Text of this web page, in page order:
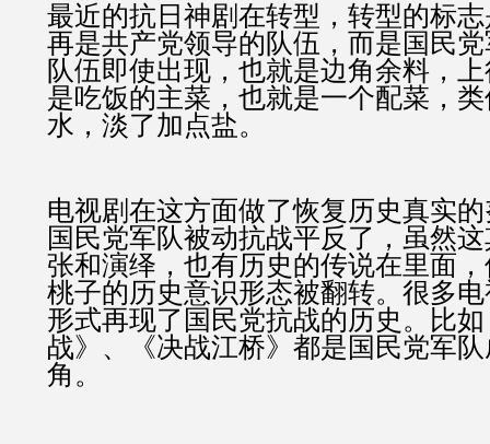
最近的抗日神剧在转型，转型的标
再是共产党领导的队伍，而是国民
队伍即使出现，也就是边角余料，
是吃饭的主菜，也就是一个配菜，
水，淡了加点盐。
电视剧在这方面做了恢复历史真实
国民党军队被动抗战平反了，虽然
张和演绎，也有历史的传说在里面
桃子的历史意识形态被翻转。很多
形式再现了国民党抗战的历史。比
战》、《决战江桥》都是国民党军
角。